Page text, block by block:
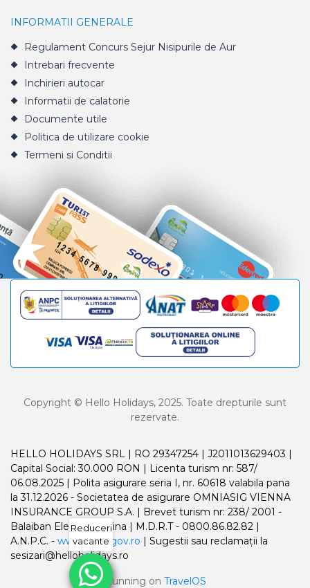
INFORMATII GENERALE
Regulament Concurs Sejur Nisipurile de Aur
Intrebari frecvente
Inchirieri autocar
Informatii de calatorie
Documente utile
Politica de utilizare cookie
Termeni si Conditii
Copyright © Hello Holidays, 2025. Toate drepturile sunt
rezervate.
HELLO HOLIDAYS SRL | RO 29347254 | J2011013629403 |
Capital Social: 30.000 RON | Licenta turism nr: 587/
06.08.2025 | Polita asigurare seria I, nr. 60618 valabila pana
la 31.12.2026 - Societatea de asigurare OMNIASIG VIENNA
INSURANCE GROUP S.A. | Brevet turism nr: 238/ 2001 -
Balaiban Elena Madalina | M.D.R.T - 0800.86.82.82 |
A.N.P.C. - www.anpc.gov.ro | Sugestii sau reclamații la
sesizari@helloholidays.ro
Running on TravelOS
Reduceri
vacante